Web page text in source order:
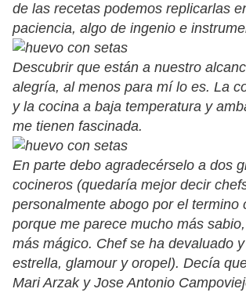
de las recetas podemos replicarlas
paciencia, algo de ingenio e
Descubrir que están a nuestro
alegría, al menos para mí lo es. La
y la cocina a baja temperatura y
me tienen fascinada.
En parte debo agradecérselo a dos
cocineros (quedaría mejor decir
personalmente abogo por el termino
porque me parece mucho más
más mágico. Chef se ha devaluado
estrella, glamour y oropel). Decía
Mari Arzak y Jose Antonio